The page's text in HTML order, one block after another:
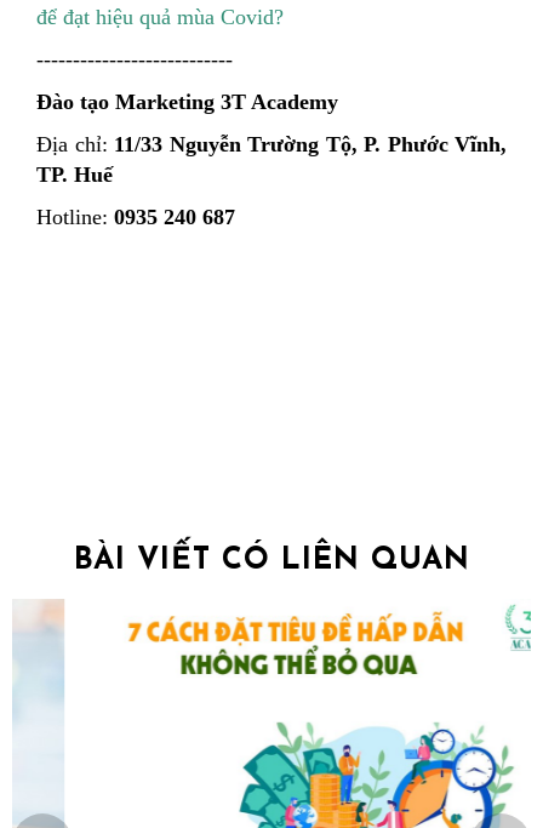
để đạt hiệu quả mùa Covid?
---------------------------
Đào tạo Marketing 3T Academy
Địa chỉ: 11/33 Nguyễn Trường Tộ, P. Phước Vĩnh,
TP. Huế
Hotline: 0935 240 687
BÀI VIẾT CÓ LIÊN QUAN